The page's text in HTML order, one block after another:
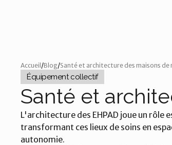
Accueil /Blog/Santé et architecture des maisons
Équipement collectif
Santé et
L'architecture des EHPAD joue un rôle
transformant ces lieux de soins en
autonomie.